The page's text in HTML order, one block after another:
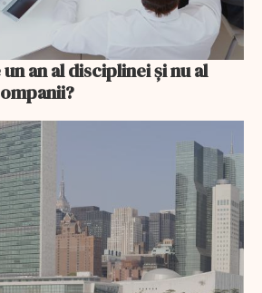
an al disciplinei și nu al